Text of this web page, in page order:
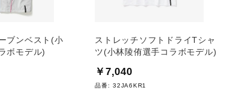
ブンベスト(小
ボモデル)
ストレッチソフトドライTシャ
ツ(小林陵侑選手コラボモデル)
￥7,040
品番: 32JA6KR1